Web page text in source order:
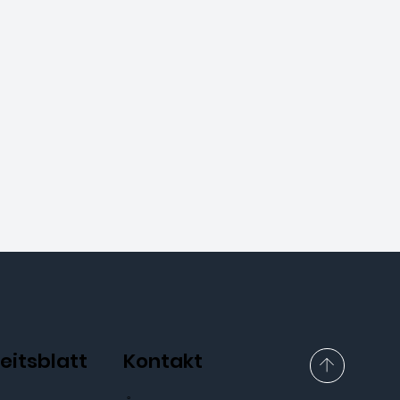
Kontakt